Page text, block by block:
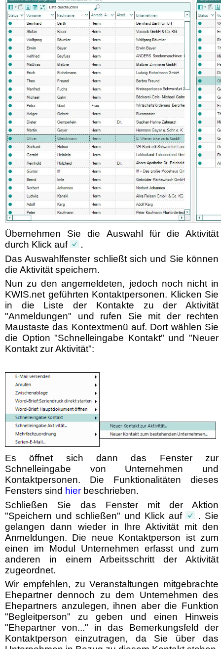
Übernehmen Sie die Auswahl für die Aktivität
durch Klick auf
.
Das Auswahlfenster schließt sich und Sie können
die Aktivität speichern.
Nun zu den angemeldeten, jedoch noch nicht in
KWIS.net geführten Kontaktpersonen. Klicken Sie
in die Liste der Kontakte zu der Aktivität
"Anmeldungen" und rufen Sie mit der rechten
Maustaste das Kontextmenü auf. Dort wählen Sie
die Option "Schnelleingabe Kontakt" und "Neuer
Kontakt zur Aktivität":
Es öffnet sich dann das Fenster zur
Schnelleingabe von Unternehmen und
Kontaktpersonen. Die Funktionalitäten dieses
Fensters sind hier beschrieben.
Schließen Sie das Fenster mit der Aktion
"Speichern und schließen" und Klick auf
. Sie
gelangen dann wieder in Ihre Aktivität mit den
Anmeldungen. Die neue Kontaktperson ist zum
einen im Modul Unternehmen erfasst und zum
anderen in einem Arbeitsschritt der Aktivität
zugeordnet.
Wir empfehlen, zu Veranstaltungen mitgebrachte
Ehepartner dennoch zu dem Unternehmen des
Ehepartners anzulegen, ihnen aber die Funktion
"Begleitperson" zu geben und einen Hinweis
"Ehepartner von..." in das Bemerkungsfeld der
Kontaktperson einzutragen, da Sie über das